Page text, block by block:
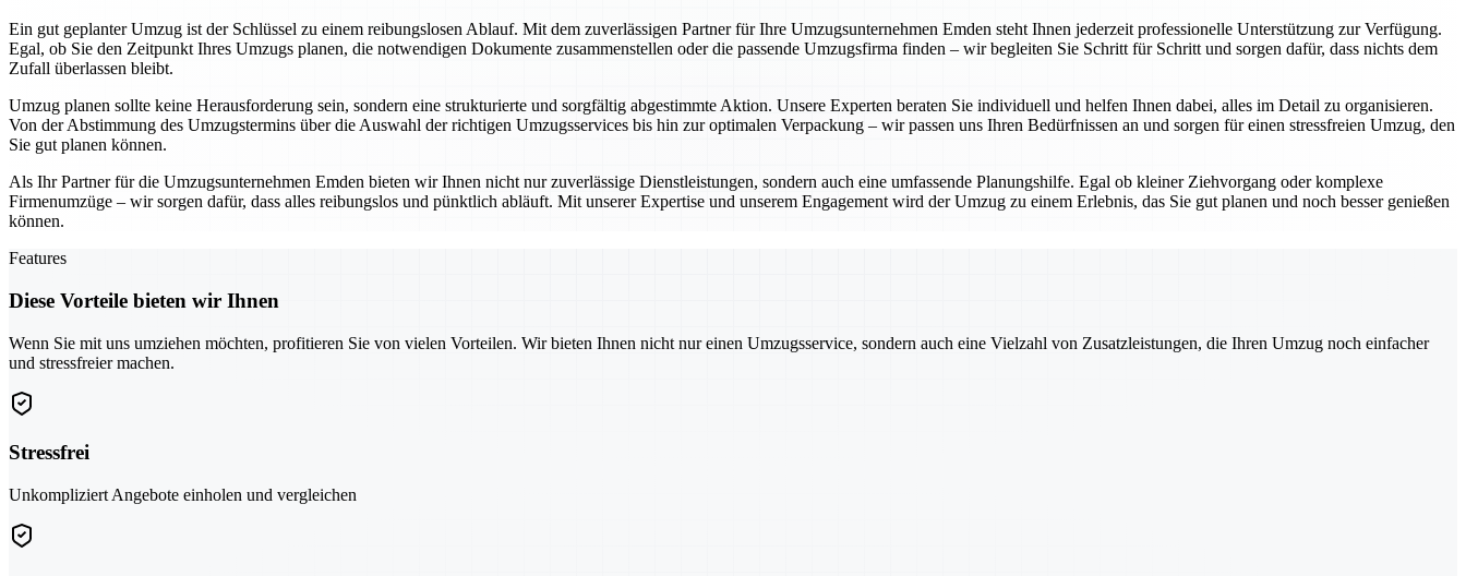
Ein gut geplanter Umzug ist der Schlüssel zu einem reibungslosen Ablauf. Mit dem zuverlässigen Partner für Ihre Umzugsunternehmen Emden steht Ihnen jederzeit professionelle Unterstützung zur Verfügung.
Egal, ob Sie den Zeitpunkt Ihres Umzugs planen, die notwendigen Dokumente zusammenstellen oder die passende Umzugsfirma finden – wir begleiten Sie Schritt für Schritt und sorgen dafür, dass nichts dem
Zufall überlassen bleibt.
Umzug planen sollte keine Herausforderung sein, sondern eine strukturierte und sorgfältig abgestimmte Aktion. Unsere Experten beraten Sie individuell und helfen Ihnen dabei, alles im Detail zu organisieren.
Von der Abstimmung des Umzugstermins über die Auswahl der richtigen Umzugsservices bis hin zur optimalen Verpackung – wir passen uns Ihren Bedürfnissen an und sorgen für einen stressfreien Umzug, den
Sie gut planen können.
Als Ihr Partner für die Umzugsunternehmen Emden bieten wir Ihnen nicht nur zuverlässige Dienstleistungen, sondern auch eine umfassende Planungshilfe. Egal ob kleiner Ziehvorgang oder komplexe
Firmenumzüge – wir sorgen dafür, dass alles reibungslos und pünktlich abläuft. Mit unserer Expertise und unserem Engagement wird der Umzug zu einem Erlebnis, das Sie gut planen und noch besser genießen
können.
Features
Diese Vorteile bieten wir Ihnen
Wenn Sie mit uns umziehen möchten, profitieren Sie von vielen Vorteilen. Wir bieten Ihnen nicht nur einen Umzugsservice, sondern auch eine Vielzahl von Zusatzleistungen, die Ihren Umzug noch einfacher
und stressfreier machen.
Stressfrei
Unkompliziert Angebote einholen und vergleichen